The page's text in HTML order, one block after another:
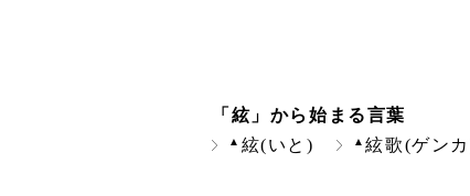
「絃」から始まる言葉
▲ 絃(いと) ▲絃歌(ゲン